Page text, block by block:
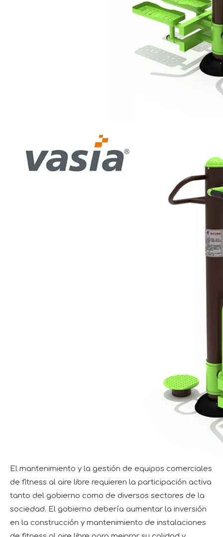
El mantenimiento y la gestión de equipos comerciales
de fitness al aire libre requieren la participación activa
tanto del gobierno como de diversos sectores de la
sociedad. El gobierno debería aumentar la inversión
en la construcción y mantenimiento de instalaciones